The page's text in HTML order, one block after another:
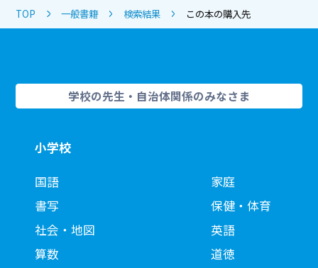
TOP 一般書籍 検索結果 この本の購入先
学校の先生・自治体関係のみなさま
小学校
国語
書写
社会・地図
算数
家庭
保健・体育
英語
道徳